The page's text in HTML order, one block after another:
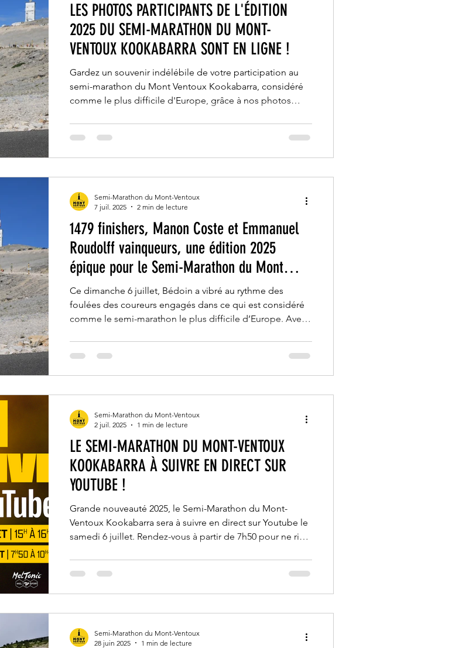
LES PHOTOS PARTICIPANTS DE L'ÉDITION
2025 DU SEMI-MARATHON DU MONT-
VENTOUX KOOKABARRA SONT EN LIGNE !
Gardez un souvenir indélébile de votre participation au
semi-marathon du Mont Ventoux Kookabarra, considéré
comme le plus difficile d'Europe, grâce à nos photos
des clichés que vous pouvez retrouver sans attendre sur
notre plateforme à des tarifs préférentiels !
1479 finishers, Manon Coste et Emmanuel
Roudolff vainqueurs, une édition 2025
épique pour le Semi-Marathon du Mont
Ventoux Kookabarra !
Ce dimanche 6 juillet, Bédoin a vibré au rythme des
foulées des coureurs engagés dans ce qui est considéré
comme le semi-marathon le plus difficile d’Europe. Avec
fois confirmé sa réputation d’épreuve d’exception, attirant
un plateau élite de très haut niveau et près de 1500
Semi-Marathon du Mont-Ventoux
7 juil. 2025
2 min de lecture
LE SEMI-MARATHON DU MONT-VENTOUX
KOOKABARRA À SUIVRE EN DIRECT SUR
YOUTUBE !
Grande nouveauté 2025, le Semi-Marathon du Mont-
Ventoux Kookabarra sera à suivre en direct sur Youtube le
samedi 6 juillet. Rendez-vous à partir de 7h50 pour ne rien
détenteur du record de l'épreuve en 01:29:10.
Semi-Marathon du Mont-Ventoux
2 juil. 2025
1 min de lecture
Semi-Marathon du Mont-Ventoux
28 juin 2025
1 min de lecture